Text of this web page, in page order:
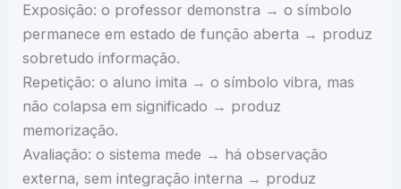
Exposição: o professor demonstra → o símbolo
permanece em estado de função aberta → produz
sobretudo informação.
Repetição: o aluno imita → o símbolo vibra, mas
não colapsa em significado → produz
memorização.
Avaliação: o sistema mede → há observação
externa, sem integração interna → produz